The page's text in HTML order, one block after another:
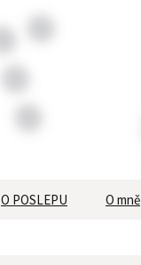
O POSLEPU O mně